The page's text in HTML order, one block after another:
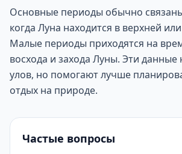
Основные периоды обычно
когда Луна находится в верхней
Малые периоды приходятся на
восхода и захода Луны. Эти данные
улов, но помогают лучше
отдых на природе.
Частые вопросы